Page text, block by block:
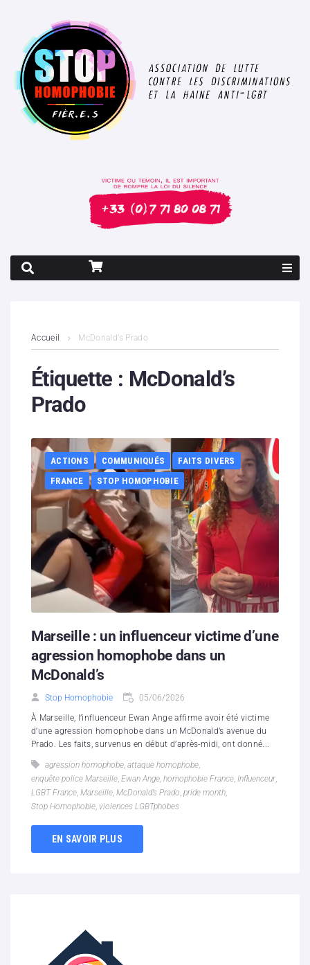
Contenus litigieux
Nous soutenir
Partenaires
Contacts
Hébergement solidaire
Accueil McDonald’s Prado
Étiquette : McDonald’s
Prado
ACTIONS COMMUNIQUÉS
FAITS DIVERS
FRANCE
STOP HOMOPHOBIE
Marseille : un influenceur victime d’une
agression homophobe dans un
McDonald’s
Stop Homophobie 05/06/2026
À Marseille, l’influenceur Ewan Ange affirme avoir été victime
d’une agression homophobe dans un McDonald’s avenue du
Prado. Les faits, survenus en début d’après-midi, ont donné...
agression homophobe, attaque homophobe,
enquête police Marseille, Ewan Ange, homophobie France, Influenceur,
LGBT France, Marseille, McDonald’s Prado, pride month,
Stop Homophobie, violences LGBTphobes
EN SAVOIR PLUS